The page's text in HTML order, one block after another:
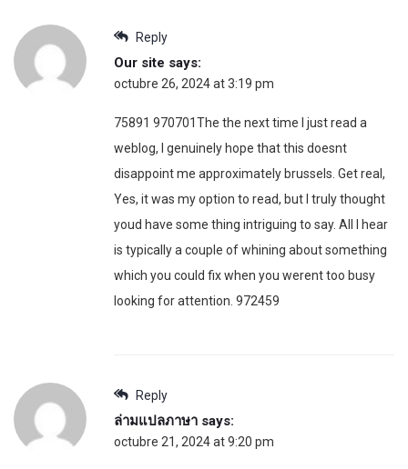
Reply
Our site says:
octubre 26, 2024 at 3:19 pm
75891 970701The the next time I just read a
weblog, I genuinely hope that this doesnt
disappoint me approximately brussels. Get real,
Yes, it was my option to read, but I truly thought
youd have some thing intriguing to say. All I hear
is typically a couple of whining about something
which you could fix when you werent too busy
looking for attention. 972459
Reply
ล่ามแปลภาษา says:
octubre 21, 2024 at 9:20 pm